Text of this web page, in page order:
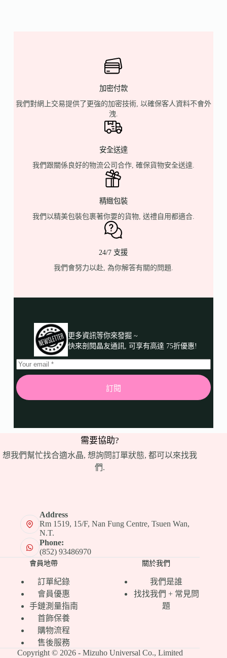
加密付款
我們對網上交易提供了更強的加密技術, 以確保客人資料不會外
洩.
安全送達
我們跟關係良好的物流公司合作, 確保貨物安全送達.
精緻包裝
我們以精美包裝包裹著你要的貨物, 送禮自用都適合.
24/7 支援
我們會努力以赴, 為你解答有關的問題.
更多資訊等你來發掘 ~
快來剖閱晶友通訊, 可享有高達 75折優惠!
訂閱
需要協助?
想我們幫忙找合適水晶, 想詢問訂單狀態, 都可以來找我
們.
Address
Rm 1519, 15/F, Nan Fung Centre, Tsuen Wan,
N.T.
Phone:
(852) 93486970
會員地帶
訂單紀錄
會員優惠
手鏈測量指南
首飾保養
購物流程
售後服務
關於我們
我們是誰
找找我們 + 常見問
題
Copyright © 2026 - Mizuho Universal Co., Limited